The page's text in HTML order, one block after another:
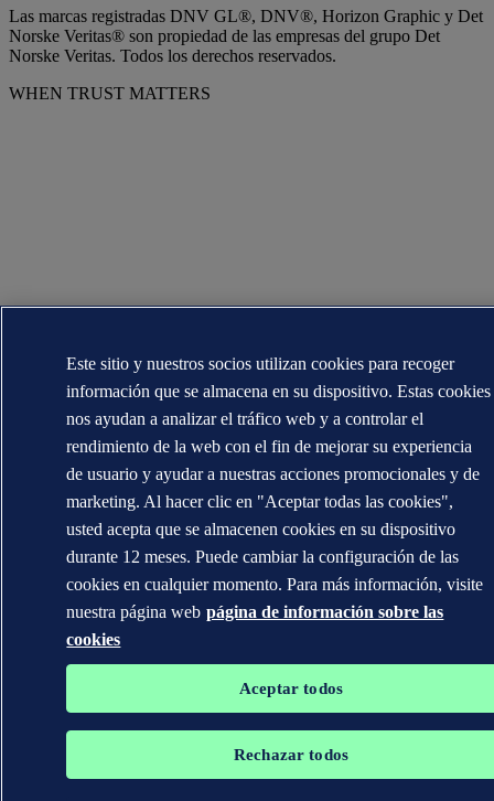
Las marcas registradas DNV GL®, DNV®, Horizon Graphic y Det
Norske Veritas® son propiedad de las empresas del grupo Det
Norske Veritas. Todos los derechos reservados.
WHEN TRUST MATTERS
Este sitio y nuestros socios utilizan cookies para recoger
información que se almacena en su dispositivo. Estas cookies
nos ayudan a analizar el tráfico web y a controlar el
rendimiento de la web con el fin de mejorar su experiencia
de usuario y ayudar a nuestras acciones promocionales y de
marketing. Al hacer clic en "Aceptar todas las cookies",
usted acepta que se almacenen cookies en su dispositivo
durante 12 meses. Puede cambiar la configuración de las
cookies en cualquier momento. Para más información, visite
nuestra página web página de información sobre las
cookies
Aceptar todos
Rechazar todos